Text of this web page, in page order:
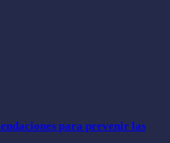
para prevenir las